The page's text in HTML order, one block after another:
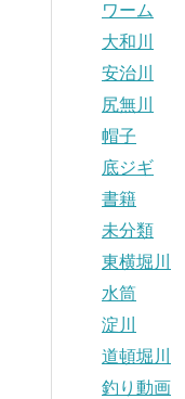
ワーム
大和川
安治川
尻無川
帽子
底ジギ
書籍
未分類
東横堀川
水筒
淀川
道頓堀川
釣り動画